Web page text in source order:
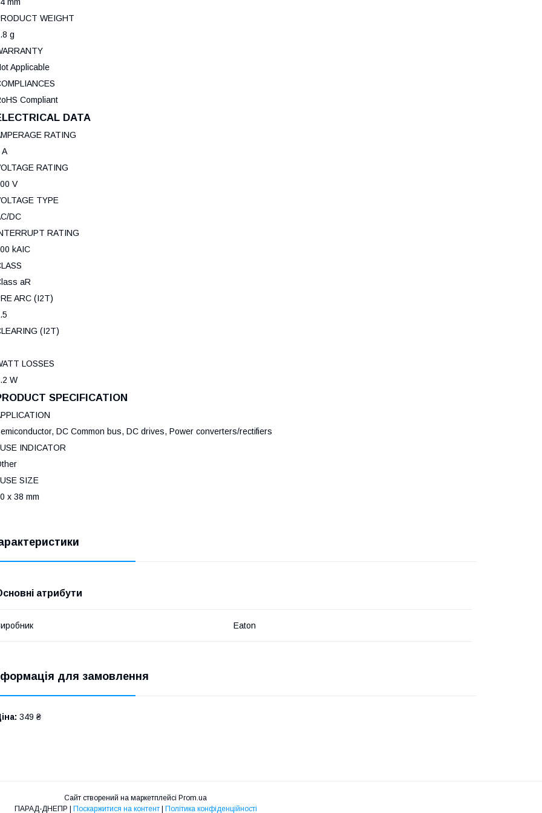
mm
WEIGHT
g
Applicable
Compliant
DATA
RATING
A
RATING
V
TYPE
DC
RATING
kAIC
aR
ARC (I2T)
(I2T)
LOSSES
W
SPECIFICATION
DC Common bus, DC drives, Power converters/rectifiers
INDICATOR
SIZE
x 38 mm
атрибути
Eaton
для замовлення
349 ₴
Сайт створений на маркетплейсі Prom.ua
Поскаржитися на контент Політика конфіденційності